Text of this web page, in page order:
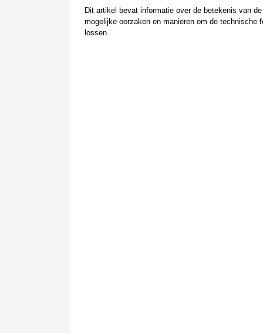
Dit artikel bevat informatie over de betekenis van
mogelijke oorzaken en manieren om de technische
lossen.